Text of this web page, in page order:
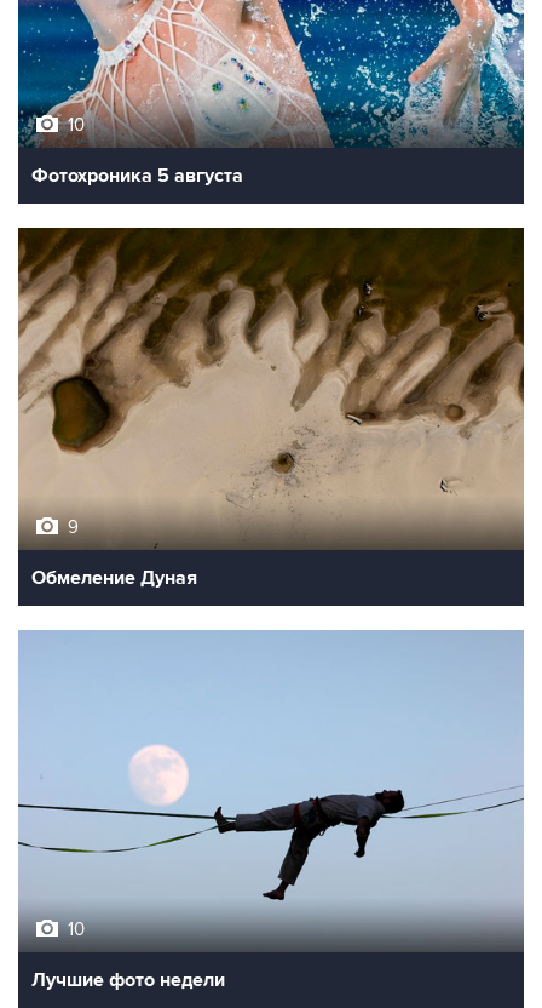
10
Фотохроника 5 августа
9
Обмеление Дуная
10
Лучшие фото недели